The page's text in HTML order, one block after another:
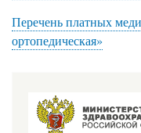
Перечень платных
ортопедическая»